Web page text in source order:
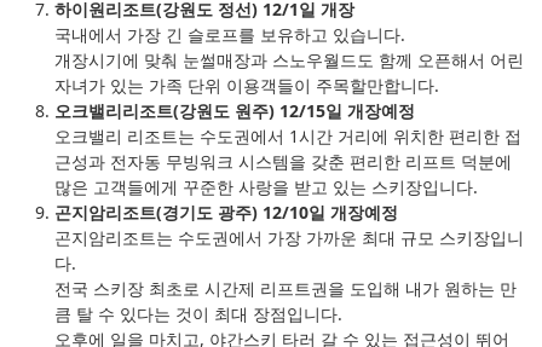
하이원리조트(강원도 정선) 12/1일 개장
국내에서 가장 긴 슬로프를 보유하고 있습니다.
개장시기에 맞춰 눈썰매장과 스노우월드도 함께 오픈해서 어린
자녀가 있는 가족 단위 이용객들이 주목할만합니다.
오크밸리리조트(강원도 원주) 12/15일 개장예정
오크밸리 리조트는 수도권에서 1시간 거리에 위치한 편리한 접
근성과 전자동 무빙워크 시스템을 갖춘 편리한 리프트 덕분에
많은 고객들에게 꾸준한 사랑을 받고 있는 스키장입니다.
곤지암리조트(경기도 광주) 12/10일 개장예정
곤지암리조트는 수도권에서 가장 가까운 최대 규모 스키장입니
다.
전국 스키장 최초로 시간제 리프트권을 도입해 내가 원하는 만
큼 탈 수 있다는 것이 최대 장점입니다.
오후에 일을 마치고, 야간스키 타러 갈 수 있는 접근성이 뛰어